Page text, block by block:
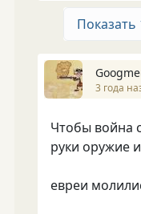
Показать
3 года
Чтобы война
руки оружие
евреи